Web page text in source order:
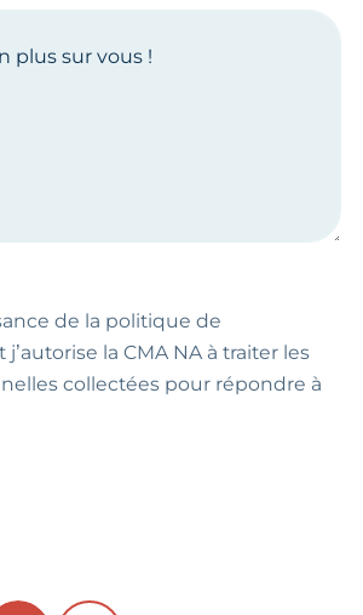
de la politique de
la CMA NA à traiter les
collectées pour répondre à